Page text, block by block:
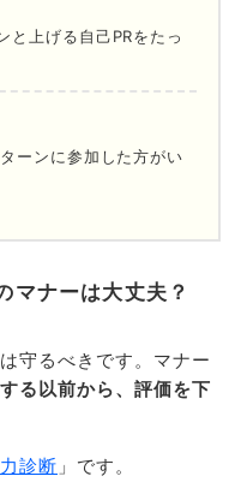
と上げる自己PRをたっ
ーンに参加した方がい
マナーは大丈夫？
守るべきです。マナー
る以前から、評価を下
診断 」です。